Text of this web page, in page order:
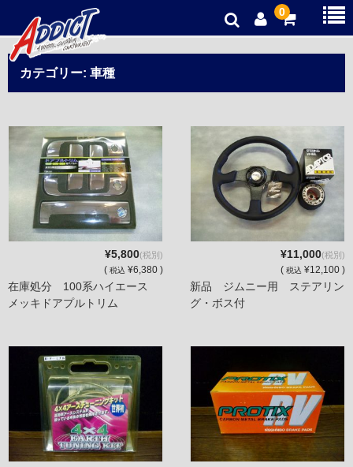
0
オリジナルパーツ
新品パーツ
中古パーツ
お得商品
ご利用ガイド
プライバシーポリシー
カテゴリー: 車種
¥5,800(税別)
( 税込 ¥6,380 )
在庫処分 100系ハイエース
メッキドアプルトリム
¥11,000(税別)
( 税込 ¥12,100 )
新品 ジムニー用 ステアリン
グ・ボス付